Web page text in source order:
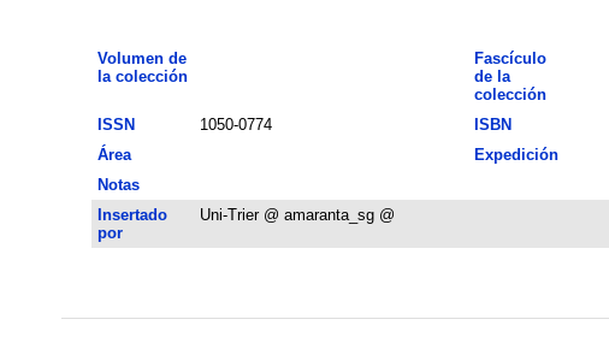
Volumen de
la colección
Fascículo
de la
colección
ISSN 1050-0774 ISBN
Área
Expedición
Notas
Insertado
por
Uni-Trier @ amaranta_sg @